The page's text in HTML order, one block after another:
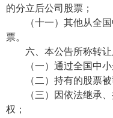
的分立后公司股票；
（十一）其他从全国
票。
六、本公告所称转让
（一）通过全国中小
（二）持有的股票被
（三）因依法继承、
权；